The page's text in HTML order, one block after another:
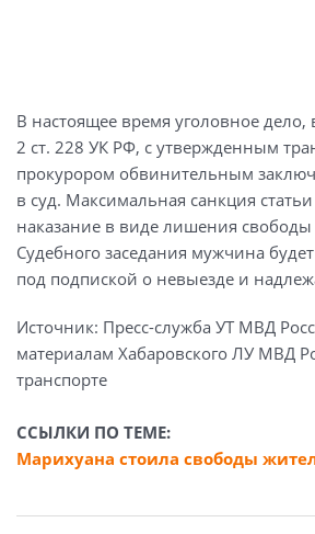
В настоящее время уголовное дело,
2 ст. 228 УК РФ, с утвержденным
прокурором обвинительным
в суд. Максимальная санкция
наказание в виде лишения свободы
Судебного заседания мужчина
под подпиской о невыезде и
Источник: Пресс-служба УТ МВД
материалам Хабаровского ЛУ МВД
транспорте
ССЫЛКИ ПО ТЕМЕ:
Марихуана стоила свободы